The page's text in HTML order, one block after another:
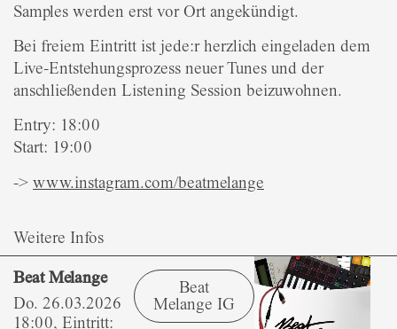
Samples werden erst vor Ort angekündigt.
Bei freiem Eintritt ist jede:r herzlich eingeladen dem
Live-Entstehungsprozess neuer Tunes und der
anschließenden Listening Session beizuwohnen.
Entry: 18:00
Start: 19:00
-> www.instagram.com/beatmelange
Weitere Infos
Beat Melange
Do. 26.03.2026
18:00, Eintritt:
Beat
Melange IG